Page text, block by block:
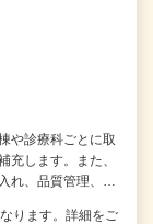
や診療科ごとに取
充します。また、
れ、品質管理、…
ります。詳細をご